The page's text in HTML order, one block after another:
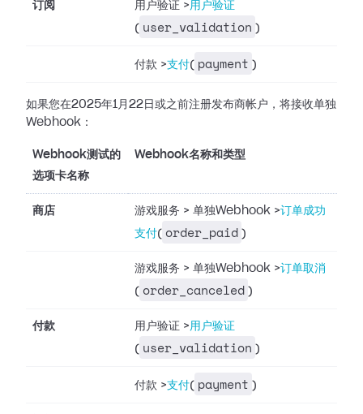
订阅 用户验证 >用户验证
( user_validation )
付款 >支付( payment )
如果您在2025年1月22日或之前注册发布商帐户，将接收单独
Webhook：
Webhook测试的
选项卡名称
Webhook名称和类型
商店 游戏服务 > 单独Webhook >订单成功
支付( order_paid )
游戏服务 > 单独Webhook >订单取消
( order_canceled )
付款 用户验证 >用户验证
( user_validation )
付款 >支付( payment )